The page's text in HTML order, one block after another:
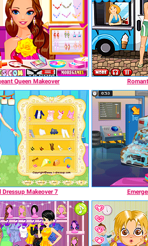
Queen Makeover
Dressup Makeover 7